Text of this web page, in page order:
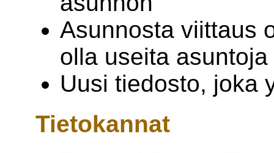
Asunnosta viittaus
olla useita asuntoja
Uusi tiedosto, joka
Tietokannat